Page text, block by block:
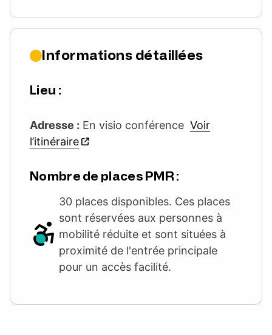
Informations détaillées
Lieu :
Adresse : En visio conférence Voir
l’itinéraire
Nombre de places PMR :
30 places disponibles. Ces places
sont réservées aux personnes à
mobilité réduite et sont situées à
proximité de l'entrée principale
pour un accès facilité.